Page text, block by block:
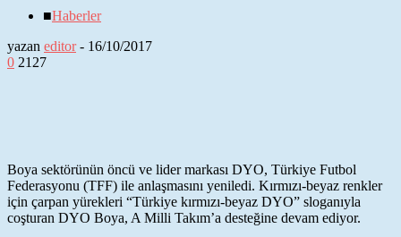
■Haberler
yazan editor- 16/10/2017
0 2127
Boya sektörünün öncü ve lider markası DYO, Türkiye Futbol
Federasyonu (TFF) ile anlaşmasını yeniledi. Kırmızı-beyaz renkler
için çarpan yürekleri “Türkiye kırmızı-beyaz DYO” sloganıyla
coşturan DYO Boya, A Milli Takım’a desteğine devam ediyor.